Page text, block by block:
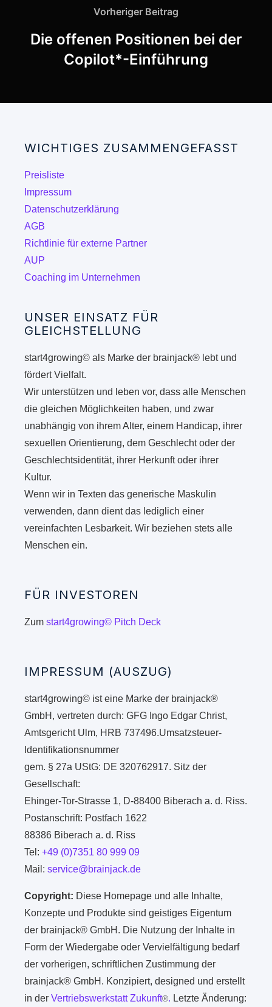
Vorheriger Beitrag
Die offenen Positionen bei der
Copilot*-Einführung
WICHTIGES ZUSAMMENGEFASST
Preisliste
Impressum
Datenschutzerklärung
AGB
Richtlinie für externe Partner
AUP
Coaching im Unternehmen
UNSER EINSATZ FÜR
GLEICHSTELLUNG
start4growing© als Marke der brainjack® lebt und
fördert Vielfalt.
Wir unterstützen und leben vor, dass alle Menschen
die gleichen Möglichkeiten haben, und zwar
unabhängig von ihrem Alter, einem Handicap, ihrer
sexuellen Orientierung, dem Geschlecht oder der
Geschlechtsidentität, ihrer Herkunft oder ihrer
Kultur.
Wenn wir in Texten das generische Maskulin
verwenden, dann dient das lediglich einer
vereinfachten Lesbarkeit. Wir beziehen stets alle
Menschen ein.
FÜR INVESTOREN
Zumstart4growing© Pitch Deck
IMPRESSUM (AUSZUG)
start4growing© ist eine Marke der brainjack®
GmbH, vertreten durch: GFG Ingo Edgar Christ,
Amtsgericht Ulm, HRB 737496.Umsatzsteuer-
Identifikationsnummer
gem. § 27a UStG: DE 320762917. Sitz der
Gesellschaft:
Ehinger-Tor-Strasse 1, D-88400 Biberach a. d. Riss.
Postanschrift: Postfach 1622
88386 Biberach a. d. Riss
Tel:+49 (0)7351 80 999 09
Mail:service@brainjack.de
Copyright: Diese Homepage und alle Inhalte,
Konzepte und Produkte sind geistiges Eigentum
der brainjack® GmbH. Die Nutzung der Inhalte in
Form der Wiedergabe oder Vervielfältigung bedarf
der vorherigen, schriftlichen Zustimmung der
brainjack® GmbH. Konzipiert, designed und erstellt
in derVertriebswerkstatt Zukunft®. Letzte Änderung: